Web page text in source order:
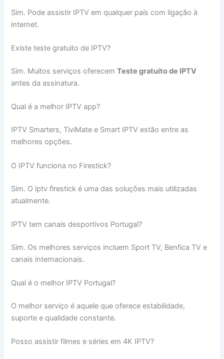
Sim. Pode assistir IPTV em qualquer país com ligação à
internet.
Existe teste gratuito de IPTV?
Sim. Muitos serviços oferecemTeste gratuito de IPTV
antes da assinatura.
Qual é a melhor IPTV app?
IPTV Smarters, TiviMate e Smart IPTV estão entre as
melhores opções.
O IPTV funciona no Firestick?
Sim. O iptv firestick é uma das soluções mais utilizadas
atualmente.
IPTV tem canais desportivos Portugal?
Sim. Os melhores serviços incluem Sport TV, Benfica TV e
canais internacionais.
Qual é o melhor IPTV Portugal?
O melhor serviço é aquele que oferece estabilidade,
suporte e qualidade constante.
Posso assistir filmes e séries em 4K IPTV?